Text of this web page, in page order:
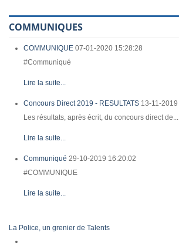
COMMUNIQUES
COMMUNIQUE 07-01-2020 15:28:28
#Communiqué
Lire la suite...
Concours Direct 2019 - RESULTATS 13-11-
Les résultats, après écrit, du concours direct de...
Lire la suite...
Communiqué 29-10-2019 16:20:02
#COMMUNIQUE
Lire la suite...
La Police, un grenier de Talents